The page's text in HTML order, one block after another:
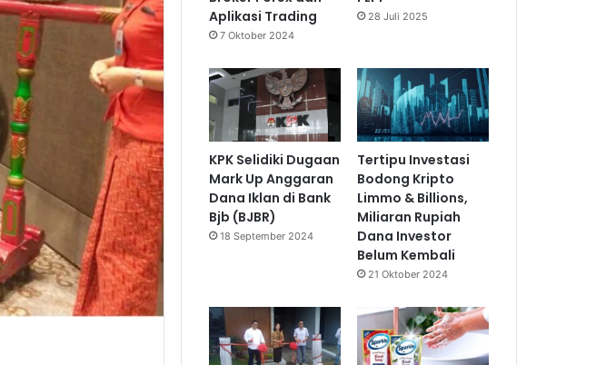
Aplikasi Trading
7 Oktober 2024
28 Juli 2025
KPK Selidiki Dugaan
Mark Up Anggaran
Dana Iklan di Bank
Bjb (BJBR)
18 September 2024
Tertipu Investasi
Bodong Kripto
Limmo & Billions,
Miliaran Rupiah
Dana Investor
Belum Kembali
21 Oktober 2024